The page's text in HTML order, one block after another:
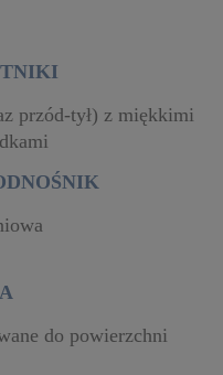
przód-tył) z miękkimi
do powierzchni